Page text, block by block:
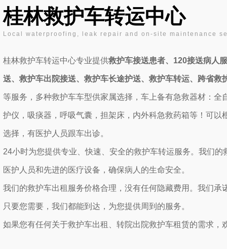
桂林救护车接送患者 桂林救护车
桂林救护车接送患者电话 桂林120
桂林救护车转运中心
Local waterproofing, leak repair and on-site maintenance
桂林救护车转运中心专业提供救护车接送患者、120接送病人
送、救护车出院接送、救护车长途护送、救护车转运、跨省救
等服务，多种救护车车型供家属选择，车上备有急救器材：全
护仪，吸痰器，呼吸气囊，担架床，内外科急救药箱等！可以
选择，有医护人员跟车出诊。
24小时为您提供专业、快速、安全的救护车转运服务。我们的
医护人员和先进的医疗设备，确保病人的生命安全。
我们的救护车出租服务价格合理，没有任何隐藏费用。我们承
只要您需要，我们都能到达，为您提供周到的服务。
如果您有任何关于救护车出租、转院出院救护车租赁的需求，